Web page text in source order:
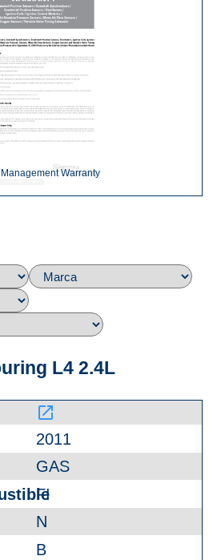
Warranty
L4 2.4L
launch
2011
GAS
FI
N
B